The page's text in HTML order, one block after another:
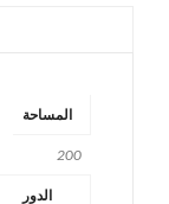
المساحة
200
الدور